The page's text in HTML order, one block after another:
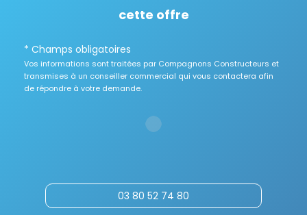
cette offre
* Champs obligatoires
Vos informations sont traitées par Compagnons Constructeurs et
transmises à un conseiller commercial qui vous contactera afin
de répondre à votre demande.
03 80 52 74 80